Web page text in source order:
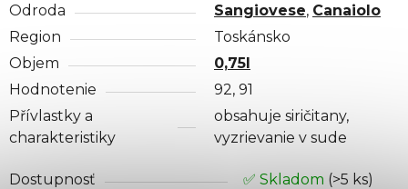
Odroda
Sangiovese, Canaiolo
Region
Toskánsko
Objem
0,75l
Hodnotenie
92, 91
Přívlastky a
charakteristiky
obsahuje siričitany,
vyzrievanie v sude
Dostupnosť ✅ Skladom (>5 ks)